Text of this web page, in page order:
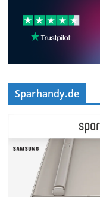
Sparhandy.de